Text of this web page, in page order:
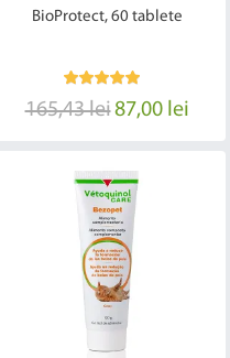
BioProtect, 60 tablete
165,43 lei87,00 lei